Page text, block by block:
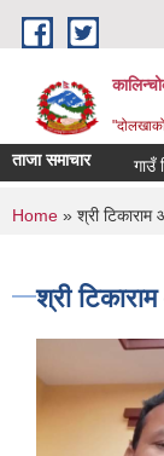
Skip to main content
ताजा समाचार गाउँ
You are
Home » श्री टिकाराम
श्री